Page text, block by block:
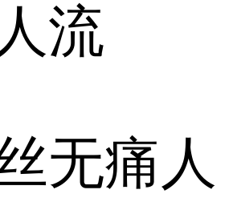
流
无痛人